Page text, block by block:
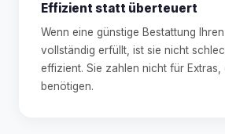
Effizient statt überteuert
Wenn eine günstige Bestattung
vollständig erfüllt, ist sie nicht
effizient. Sie zahlen nicht für Extras,
benötigen.